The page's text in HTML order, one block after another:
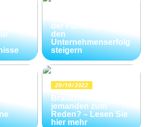
der Führungskräfte
den
Unternehmenserfolg
steigern
20/10/2022
Brauchen Sie
jemanden zum
Reden? – Lesen Sie
hier mehr